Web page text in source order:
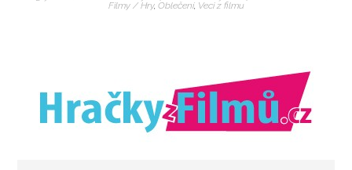
Filmy / Hry, Oblečení, Veci z filmu